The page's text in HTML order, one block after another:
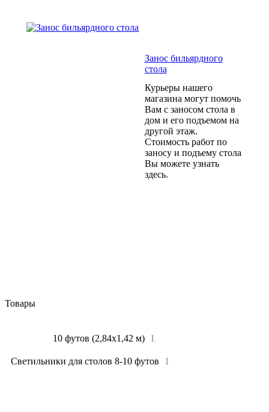
Занос бильярдного
стола
Курьеры нашего
магазина могут помочь
Вам с заносом стола в
дом и его подъемом на
другой этаж.
Стоимость работ по
заносу и подъему стола
Вы можете узнать
здесь.
Товары
10 футов (2,84х1,42 м) 1
Светильники для столов 8-10 футов 1